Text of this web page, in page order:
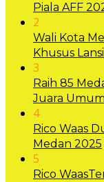
Piala AFF
2
Wali Kota
Khusus
3
Raih 85
Juara
4
Rico Waas
Medan 2025
5
Rico